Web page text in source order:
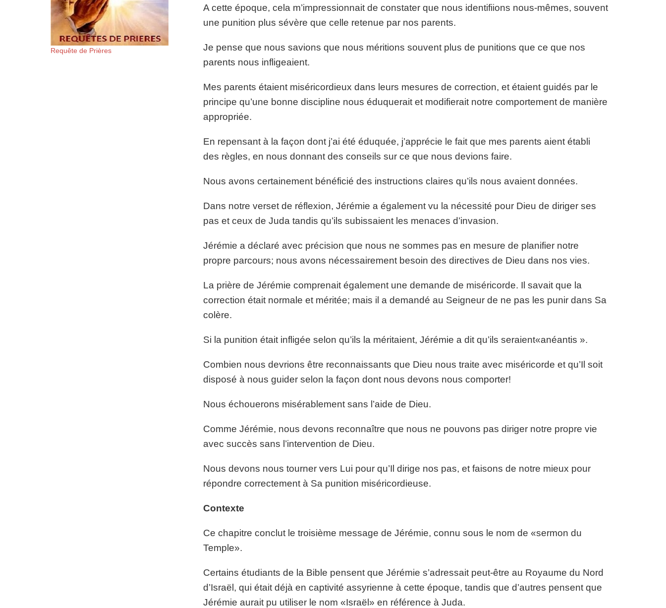
Requête de Prières
A cette époque, cela m’impressionnait de constater que nous identifiions nous-mêmes, souvent
une punition plus sévère que celle retenue par nos parents.
Je pense que nous savions que nous méritions souvent plus de punitions que ce que nos
parents nous infligeaient.
Mes parents étaient miséricordieux dans leurs mesures de correction, et étaient guidés par le
principe qu’une bonne discipline nous éduquerait et modifierait notre comportement de manière
appropriée.
En repensant à la façon dont j’ai été éduquée, j’apprécie le fait que mes parents aient établi
des règles, en nous donnant des conseils sur ce que nous devions faire.
Nous avons certainement bénéficié des instructions claires qu’ils nous avaient données.
Dans notre verset de réflexion, Jérémie a également vu la nécessité pour Dieu de diriger ses
pas et ceux de Juda tandis qu’ils subissaient les menaces d’invasion.
Jérémie a déclaré avec précision que nous ne sommes pas en mesure de planifier notre
propre parcours; nous avons nécessairement besoin des directives de Dieu dans nos vies.
La prière de Jérémie comprenait également une demande de miséricorde. Il savait que la
correction était normale et méritée; mais il a demandé au Seigneur de ne pas les punir dans Sa
colère.
Si la punition était infligée selon qu’ils la méritaient, Jérémie a dit qu’ils seraient«anéantis ».
Combien nous devrions être reconnaissants que Dieu nous traite avec miséricorde et qu’Il soit
disposé à nous guider selon la façon dont nous devons nous comporter!
Nous échouerons misérablement sans l’aide de Dieu.
Comme Jérémie, nous devons reconnaître que nous ne pouvons pas diriger notre propre vie
avec succès sans l’intervention de Dieu.
Nous devons nous tourner vers Lui pour qu’Il dirige nos pas, et faisons de notre mieux pour
répondre correctement à Sa punition miséricordieuse.
Contexte
Ce chapitre conclut le troisième message de Jérémie, connu sous le nom de «sermon du
Temple».
Certains étudiants de la Bible pensent que Jérémie s’adressait peut-être au Royaume du Nord
d’Israël, qui était déjà en captivité assyrienne à cette époque, tandis que d’autres pensent que
Jérémie aurait pu utiliser le nom «Israël» en référence à Juda.